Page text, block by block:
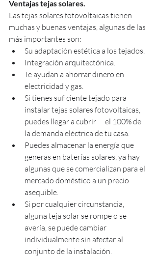
Ventajas tejas solares.
Las tejas solares fotovoltaicas tienen
muchas y buenas ventajas, algunas de las
más importantes son:
Su adaptación estética a los tejados.
Integración arquitectónica.
Te ayudan a ahorrar dinero en
electricidad y gas.
Si tienes suficiente tejado para
instalar tejas solares fotovoltaicas,
puedes llegar a cubrir      el 100% de
la demanda eléctrica de tu casa.
Puedes almacenar la energía que
generas en baterías solares, ya hay
algunas que se comercializan para el
mercado doméstico a un precio
asequible.
Si por cualquier circunstancia,
alguna teja solar se rompe o se
avería, se puede cambiar
individualmente sin afectar al
conjunto de la instalación.